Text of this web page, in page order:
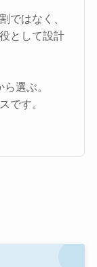
ではなく、
として設計
選ぶ。
です。